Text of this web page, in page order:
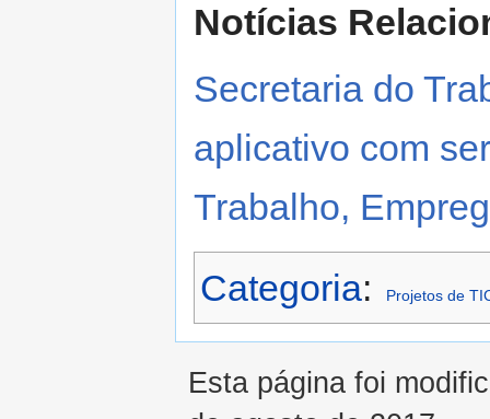
Notícias
Secretaria do
aplicativo com
Trabalho,
Categoria: Projetos de
Esta página foi